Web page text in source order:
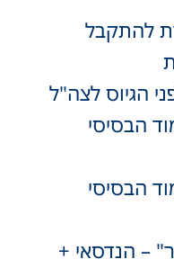
להתקבל
הגיוס לצה"ל
הלימוד הבסיסי
הלימוד הבסיסי
– הנדסאי +